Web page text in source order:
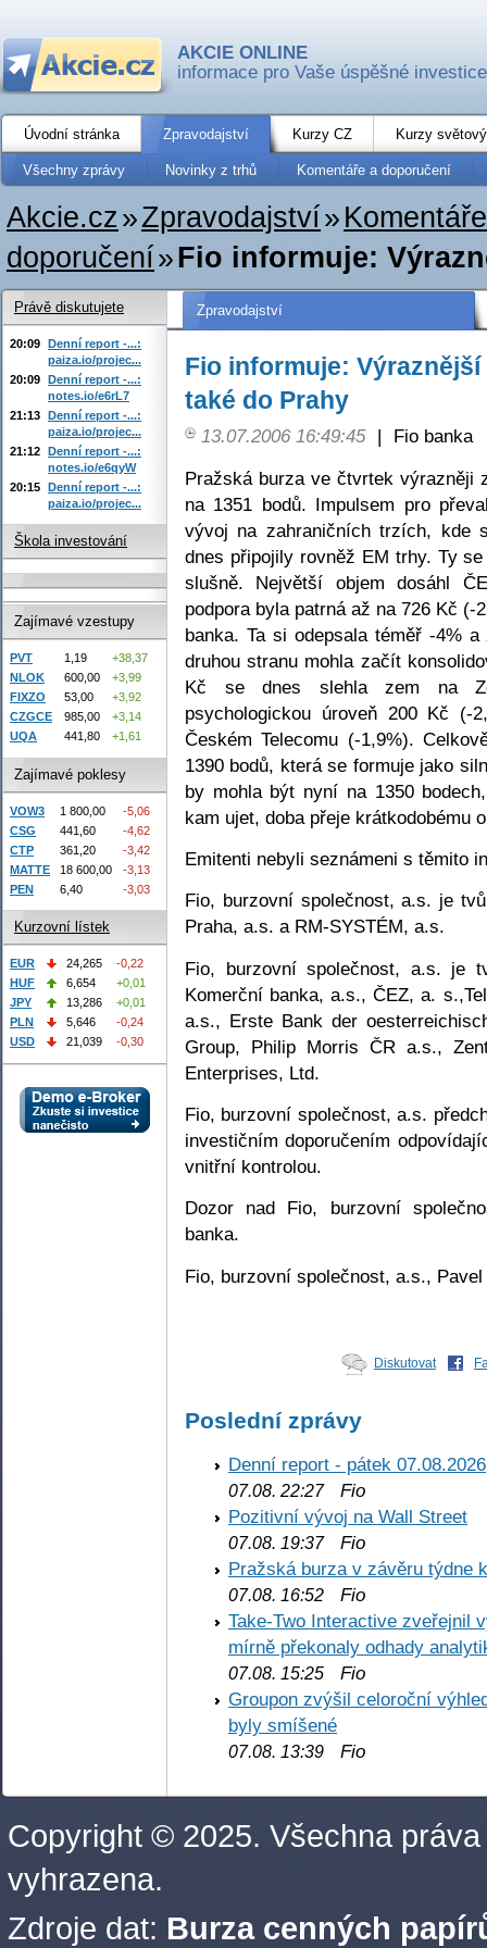
AKCIE ONLINE
informace pro Vaše úspěšné investice
Úvodní stránka Zpravodajství Kurzy CZ Kurzy
Všechny zprávy Novinky z trhů Komentáře a doporučení
Akcie.cz»Zpravodajství»
doporučení»Fio informuje:
Zpravodajství
Fio informuje:
také do Prahy
13.07.2006 16:49:45 |
Fio banka
Pražská burza ve čtvrtek výrazněji
na 1351 bodů. Impulsem pro
vývoj na zahraničních trzích, kde
dnes připojily rovněž EM trhy. Ty
slušně. Největší objem dosáhl
podpora byla patrná až na 726 Kč
banka. Ta si odepsala téměř -4%
druhou stranu mohla začít
Kč se dnes slehla zem na
psychologickou úroveň 200 Kč (-
Českém Telecomu (-1,9%).
1390 bodů, která se formuje jako
by mohla být nyní na 1350
kam ujet, doba přeje krátkodobému
Emitenti nebyli seznámeni s těmito
Fio, burzovní společnost, a.s. je
Praha, a.s. a RM-SYSTÉM, a.s.
Fio, burzovní společnost, a.s. je
Komerční banka, a.s., ČEZ, a.
a.s., Erste Bank der
Group, Philip Morris ČR a.s.,
Enterprises, Ltd.
Fio, burzovní společnost, a.s.
investičním doporučením
vnitřní kontrolou.
Dozor nad Fio, burzovní
banka.
Fio, burzovní společnost, a.s.,
Diskutovat
Poslední zprávy
Denní report - pátek 07.08.2026
07.08. 22:27Fio
Pozitivní vývoj na Wall Street
07.08. 19:37Fio
Pražská burza v závěru týdne
07.08. 16:52 Fio
Take-Two Interactive zveřejnil
mírně překonaly odhady
07.08. 15:25 Fio
Groupon zvýšil celoroční
byly smíšené
07.08. 13:39 Fio
Právě diskutujete
20:09 Denní report -...:
paiza.io/projec...
20:09 Denní report -...:
notes.io/e6rL7
21:13 Denní report -...:
paiza.io/projec...
21:12 Denní report -...:
notes.io/e6qyW
20:15 Denní report -...:
paiza.io/projec...
Škola investování
Zajímavé vzestupy
PVT 1,19
+38,37
NLOK
600,00
+3,99
FIXZO
53,00
+3,92
CZGCE
985,00
+3,14
UQA
441,80 +1,61
Zajímavé poklesy
VOW3 1 800,00
-5,06
CSG
441,60
-4,62
CTP
361,20
-3,42
MATTE
18 600,00
-3,13
PEN
6,40 -3,03
Kurzovní lístek
EUR 24,265
-0,22
HUF
6,654
+0,01
JPY
13,286
+0,01
PLN
5,646
-0,24
USD
21,039 -0,30
Copyright © 2025. Všechna práva
vyhrazena.
Zdroje dat: Burza cenných